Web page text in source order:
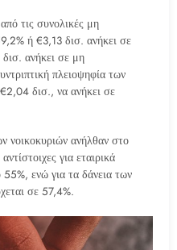
τις συνολικές μη
ή €3,13 δισ. ανήκει σε
ανήκει σε μη
πλειοψηφία των
δισ., να ανήκει σε
νοικοκυριών ανήλθαν στο
για εταιρικά
ενώ για τα δάνεια των
σε 57,4%.